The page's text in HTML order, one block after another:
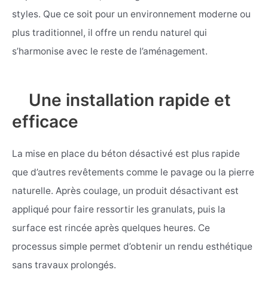
styles. Que ce soit pour un environnement moderne ou
plus traditionnel, il offre un rendu naturel qui
s’harmonise avec le reste de l’aménagement.
Une installation rapide et
efficace
La mise en place du béton désactivé est plus rapide
que d’autres revêtements comme le pavage ou la pierre
naturelle. Après coulage, un produit désactivant est
appliqué pour faire ressortir les granulats, puis la
surface est rincée après quelques heures. Ce
processus simple permet d’obtenir un rendu esthétique
sans travaux prolongés.